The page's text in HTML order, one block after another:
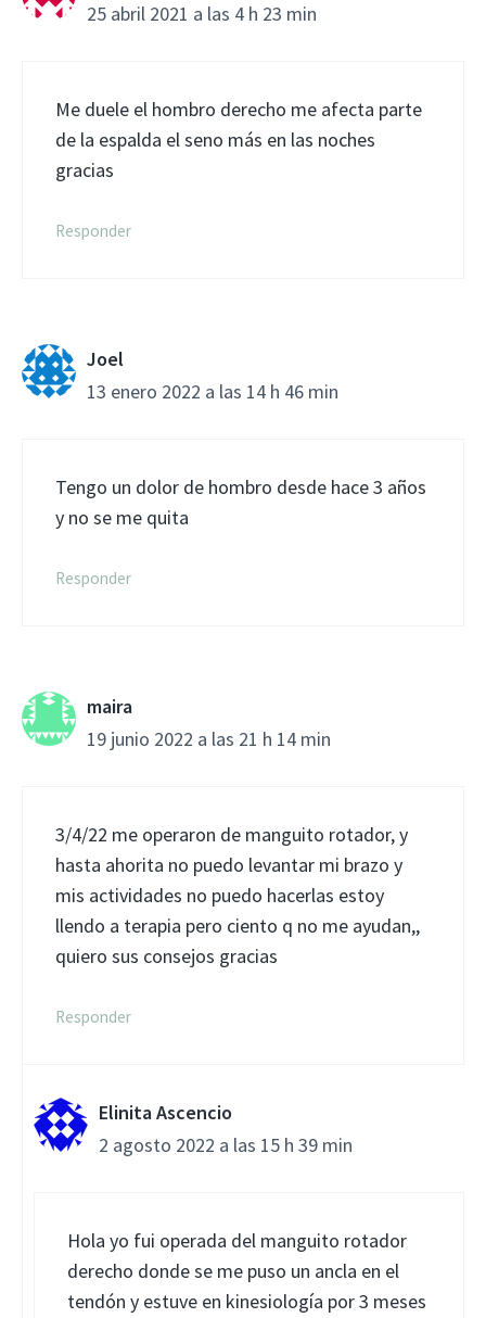
25 abril 2021 a las 4 h 23 min
Me duele el hombro derecho me afecta parte
de la espalda el seno más en las noches
gracias
Responder
Joel
13 enero 2022 a las 14 h 46 min
Tengo un dolor de hombro desde hace 3 años
y no se me quita
Responder
maira
19 junio 2022 a las 21 h 14 min
3/4/22 me operaron de manguito rotador, y
hasta ahorita no puedo levantar mi brazo y
mis actividades no puedo hacerlas estoy
llendo a terapia pero ciento q no me ayudan,,
quiero sus consejos gracias
Responder
Elinita Ascencio
2 agosto 2022 a las 15 h 39 min
Hola yo fui operada del manguito rotador
derecho donde se me puso un ancla en el
tendón y estuve en kinesiología por 3 meses